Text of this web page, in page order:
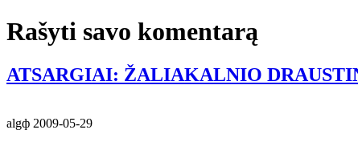
Rašyti savo komentarą
ATSARGIAI: ŽALIAKALNIO
algф 2009-05-29